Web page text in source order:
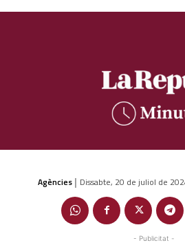
Agències | Dissabte, 20 de juliol de
- Publicitat -